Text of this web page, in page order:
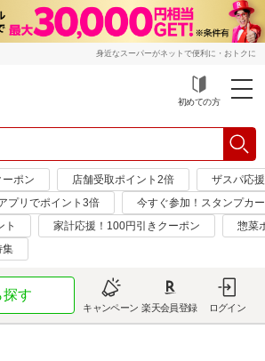
身近なスーパーがネットで便利に・おトクに
初めての方
ポン 店舗受取ポイント2倍
ザスパ応
プリでポイント3倍
今すぐ参加！スタンプカ
ト
家計応援！100円引きクーポン
惣菜
集
探す
キャンペーン 楽天会員登録 ログイン